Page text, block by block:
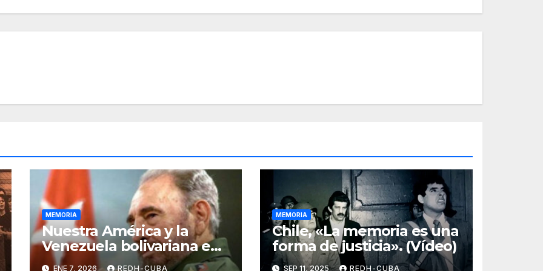
MEMORIA
Nuestra América y la
Venezuela bolivariana en
Fidel
ENE 7, 2026 REDH-CUBA
MEMORIA
Chile, «La memoria es una
forma de justicia». (Vídeo)
SEP 11, 2025 REDH-CUBA